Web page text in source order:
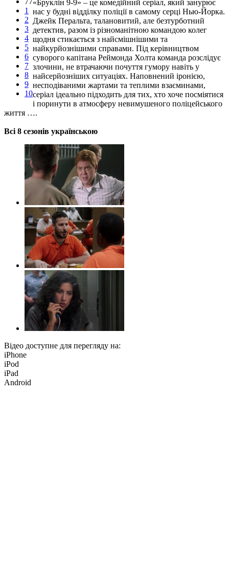
1
2
3
4
5
6
7
8
9
10
«Бруклін 9-9» – це комедійний серіал, який занурює
нас у будні відділку поліції в самому серці Нью-Йорка.
Джейк Перальта, талановитий, але безтурботний
детектив, разом із різноманітною командою колег
щодня стикається з найсмішнішими та
найкурйознішими справами. Під керівництвом
суворого капітана Реймонда Холта команда розслідує
злочини, не втрачаючи почуття гумору навіть у
найсерйозніших ситуаціях. Наповнений іронією,
несподіваними жартами та теплими взаєминами,
серіал ідеально підходить для тих, хто хоче посміятися
і поринути в атмосферу невимушеного поліцейського
життя ….
Всі 8 сезонів українською
Відео доступне для перегляду на:
iPhone
iPod
iPad
Android